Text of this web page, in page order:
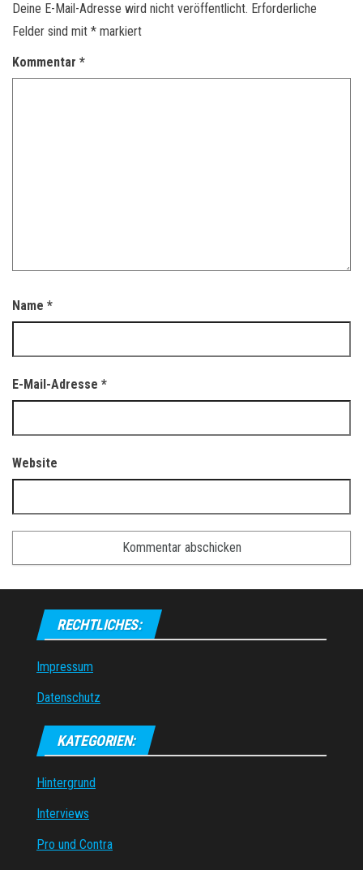
Deine E-Mail-Adresse wird nicht veröffentlicht. Erforderliche
Felder sind mit * markiert
Kommentar *
Name *
E-Mail-Adresse *
Website
RECHTLICHES:
Impressum
Datenschutz
KATEGORIEN:
Hintergrund
Interviews
Pro und Contra